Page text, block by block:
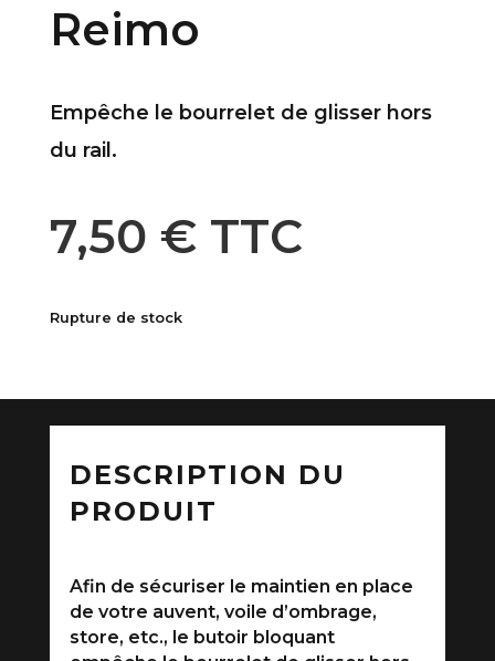
Reimo
Empêche le bourrelet de glisser hors
du rail.
7,50 € TTC
Rupture de stock
DESCRIPTION DU
PRODUIT
Afin de sécuriser le maintien en place
de votre auvent, voile d’ombrage,
store, etc., le butoir bloquant